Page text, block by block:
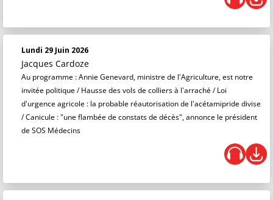
Lundi 29 Juin 2026
Jacques Cardoze
Au programme : Annie Genevard, ministre de l'Agriculture, est notre
invitée politique / Hausse des vols de colliers à l'arraché / Loi
d'urgence agricole : la probable réautorisation de l'acétamipride divise
/ Canicule : "une flambée de constats de décès", annonce le président
de SOS Médecins